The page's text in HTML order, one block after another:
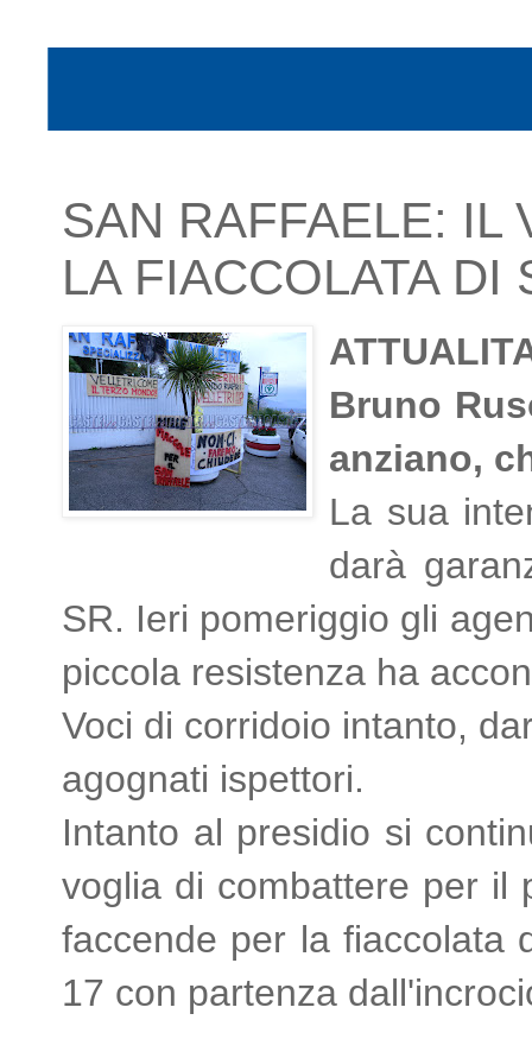
SAN RAFFAELE: IL
LA FIACCOLATA DI
Bruno
anziano,
La sua
darà
SR. Ieri pomeriggio gli
piccola resistenza ha
Voci di corridoio intanto,
agognati ispettori.
Intanto al presidio si
voglia di combattere per il
faccende per la fiaccolata
17 con partenza